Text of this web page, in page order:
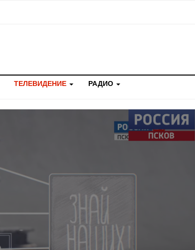
ТЕЛЕВИДЕНИЕ РАДИО